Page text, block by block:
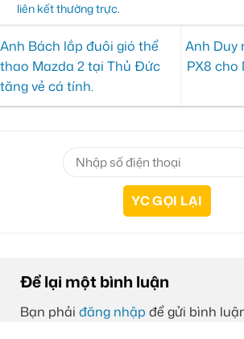
liên kết thường trực.
Anh Bách lắp đuôi gió thể
thao Mazda 2 tại Thủ Đức
tăng vẻ cá tính.
Anh Duy
PX8 cho
Để lại một bình luận
Bạn phải đăng nhập để gửi bình